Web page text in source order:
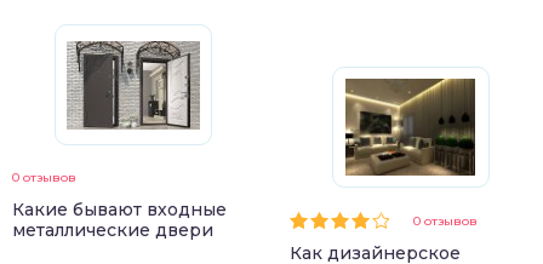
0 отзывов
Какие бывают входные
металлические двери
0 отзывов
Как дизайнерское